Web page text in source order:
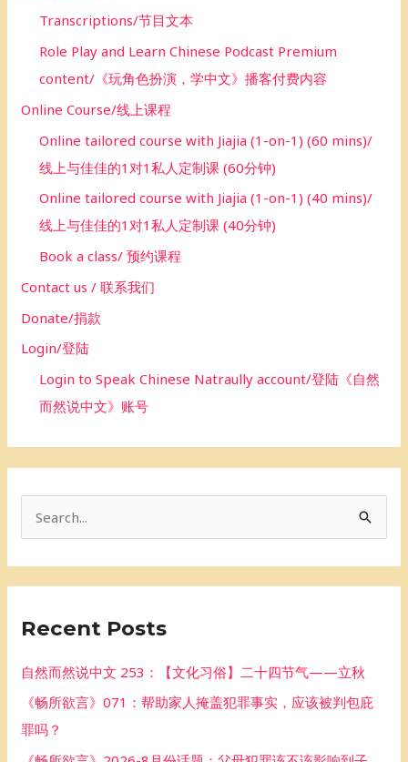
Transcriptions/节目文本
Role Play and Learn Chinese Podcast Premium
content/《玩角色扮演，学中文》播客付费内容
Online Course/线上课程
Online tailored course with Jiajia (1-on-1) (60 mins)/
线上与佳佳的1对1私人定制课 (60分钟)
Online tailored course with Jiajia (1-on-1) (40 mins)/
线上与佳佳的1对1私人定制课 (40分钟)
Book a class/ 预约课程
Contact us / 联系我们
Donate/捐款
Login/登陆
Login to Speak Chinese Natraully account/登陆《自然
而然说中文》账号
c
f
r
Recent Posts
自然而然说中文 253：【文化习俗】二十四节气——立秋
《畅所欲言》071：帮助家人掩盖犯罪事实，应该被判包庇
罪吗？